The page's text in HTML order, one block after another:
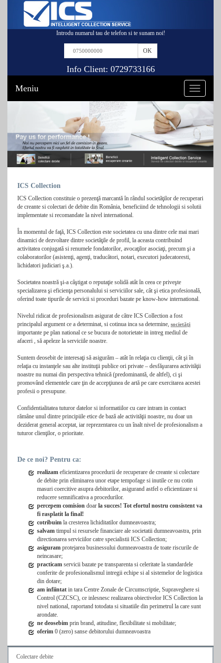
Introdu numarul tau de telefon si te sunam noi!
Info Client: 0729733166
Toggle
navigation
Meniu
ICS Collection
ICS Collection constituie o prezenţă marcantă în rândul societăţilor de recuperari
de creante si colectari de debite din România, beneficiind de tehnologii si solutii
implementate si recomandate la nivel international.
În momentul de faţă, ICS Collection este societatea cu una dintre cele mai mari
dinamici de dezvoltare dintre societăţile de profil, la aceasta contribuind
activitatea conjugată si renumele fondatorilor, avocaţilor asociaţi, precum şi a
colaboratorilor (asistenţi, agenţi, traducători, notari, executori judecatoresti,
lichidatori judiciari ş.a.).
Societatea noastră şi-a câştigat o reputaţie solidă atât în ceea ce priveşte
specializarea şi eficienţa personalului si serviciilor sale, cât şi etica profesională,
oferind toate tipurile de servicii si proceduri bazate pe know-how international.
Nivelul ridicat de profesionalism asigurat de către ICS Collection a fost
principalul argument ce a determinat, si cotinua inca sa determine, societăţi
importante pe plan national ce se bucura de notorietate in intreg mediul de
afaceri , să apeleze la serviciile noastre.
Suntem deosebit de interesaţi să asigurăm – atât în relaţia cu clienţii, cât şi în
relaţia cu instanţele sau alte instituţii publice ori private – desfăşurarea activităţii
noastre nu numai din perspectiva tehnică (predominantă, de altfel), ci şi
promovând elementele care ţin de accepţiunea de artă pe care exercitarea acestei
profesii o presupune.
Confidentialitatea tuturor datelor si informatiilor cu care intram in contact
rămâne unul dintre principiile etice de bază ale activităţii noastre, nu doar un
deziderat general acceptat, iar reprezentarea cu un înalt nivel de profesionalism a
tuturor clienţilor, o prioritate.
De ce noi? Pentru ca:
realizam eficientizarea procedurii de recuperare de creante si colectare
de debite prin eliminarea unor etape tempofage si inutile ce nu cotin
masuri coercitive asupra debitorilor, asigurand astfel o eficientizare si
reducere semnificativa a procedurilor.
percepem comision doar la succes! Tot efortul nostru consistent va
fi rasplatit la final!
cotribuim la cresterea lichiditatilor dumneavoastra;
salvam timpul si resursele financiare ale societatii dumneavoastra, prin
directionarea serviciilor catre specialistii ICS Collection;
asiguram protejarea businessului dumneavoastra de toate riscurile de
neincasare;
practicam servicii bazate pe transparenta si celeritate la standardele
conferite de profesionalismul intregii echipe si al sistemelor de logistica
din dotare;
am infiintat in tara Centre Zonale de Circumscriptie, Supraveghere si
Control (CZCSC), ce inlesnesc realizarea obiectivelor ICS Collection la
nivel national, raportand totodata si situatiile din perimetrul la care sunt
arondate.
ne deosebim prin brand, atitudine, flexibilitate si mobilitate;
oferim 0 (zero) sanse debitorului dumneavoastra
Colectare debite